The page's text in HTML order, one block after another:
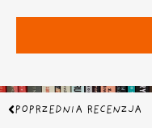
Prev
POPRZEDNIA RECENZJA